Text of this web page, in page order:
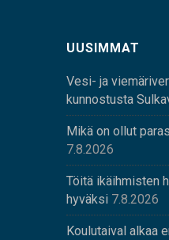
UUSIMMAT
Vesi- ja
kunnostusta
Mikä on ollut
7.8.2026
Töitä ikäihmisten
hyväksi 7.8.2026
Koulutaival alkaa